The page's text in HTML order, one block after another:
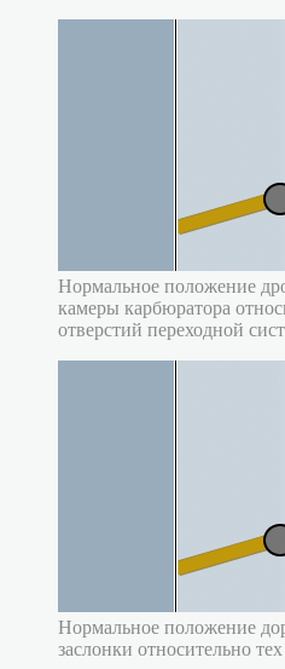
Нормальное положение
камеры карбюратора
отверстий переходной
Нормальное положение
заслонки относительно